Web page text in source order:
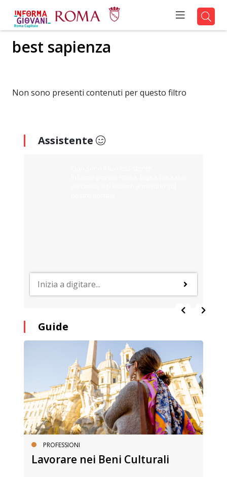
best sapienza
Non sono presenti contenuti per questo filtro
Assistente
Guide
PROFESSIONI
Lavorare nei Beni Culturali